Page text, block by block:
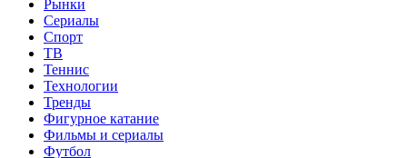
Рынки
Сериалы
Спорт
ТВ
Теннис
Технологии
Тренды
Фигурное катание
Фильмы и сериалы
Футбол